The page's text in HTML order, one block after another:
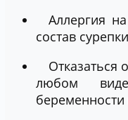
Аллергия
состав
Отказаться
любом